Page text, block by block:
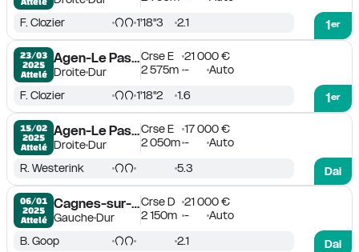
1er
F. Clozier 1'18''3 2.1
23/03
2025
Attelé
Agen-Le Passage
DroiteDur
Crse E
21 000 €
2 575m - Auto
1er
F. Clozier 1'18''2 1.6
15/02
2025
Attelé
Agen-Le Passage
DroiteDur
Crse E
17 000 €
2 050m -
Auto
Dai
R. Westerink 5.3
06/01
2025
Attelé
Cagnes-sur-Mer
GaucheDur
Crse D
21 000 €
2 150m -
Auto
Dai
B. Goop 2.1